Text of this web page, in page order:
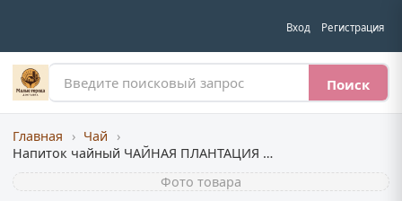
Вход Регистрация
Поиск
Главная › Чай
›
Напиток чайный ЧАЙНАЯ ПЛАНТАЦИЯ Неудержимый имбирь, листовой
Фото товара